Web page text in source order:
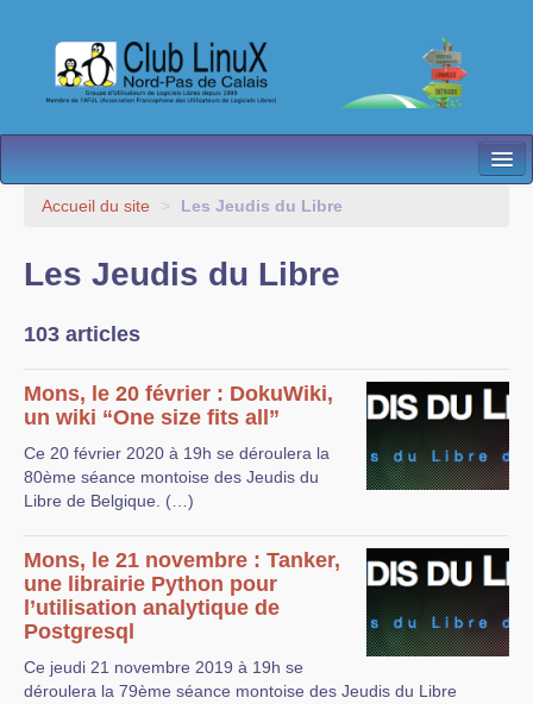
L’Association
Contact
Les antennes
Accueil du site > Les Jeudis du Libre
Les Jeudis du Libre
103 articles
Mons, le 20 février : DokuWiki,
un wiki “One size fits all”
Ce 20 février 2020 à 19h se déroulera la
80ème séance montoise des Jeudis du
Libre de Belgique. (…)
Mons, le 21 novembre : Tanker,
une librairie Python pour
l’utilisation analytique de
Postgresql
Ce jeudi 21 novembre 2019 à 19h se
déroulera la 79ème séance montoise des Jeudis du Libre